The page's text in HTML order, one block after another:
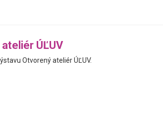
ÚĽUV
Otvorený ateliér ÚĽUV.